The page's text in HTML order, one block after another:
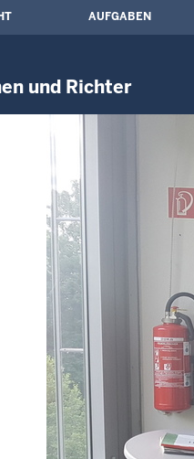
AUFGABEN
und Richter